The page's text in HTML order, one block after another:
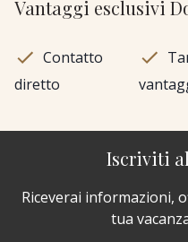
Vantaggi esclusivi
Contatto
diretto
Iscriviti
Riceverai informazioni,
tua